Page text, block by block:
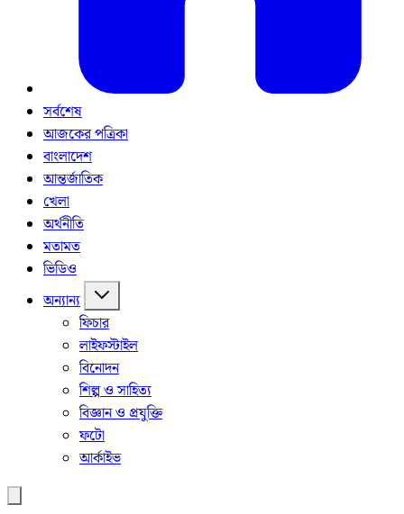
সর্বশেষ
আজকের পত্রিকা
বাংলাদেশ
আন্তর্জাতিক
খেলা
অর্থনীতি
মতামত
ভিডিও
অন্যান্য
ফিচার
লাইফস্টাইল
বিনোদন
শিল্প ও সাহিত্য
বিজ্ঞান ও প্রযুক্তি
ফটো
আর্কাইভ